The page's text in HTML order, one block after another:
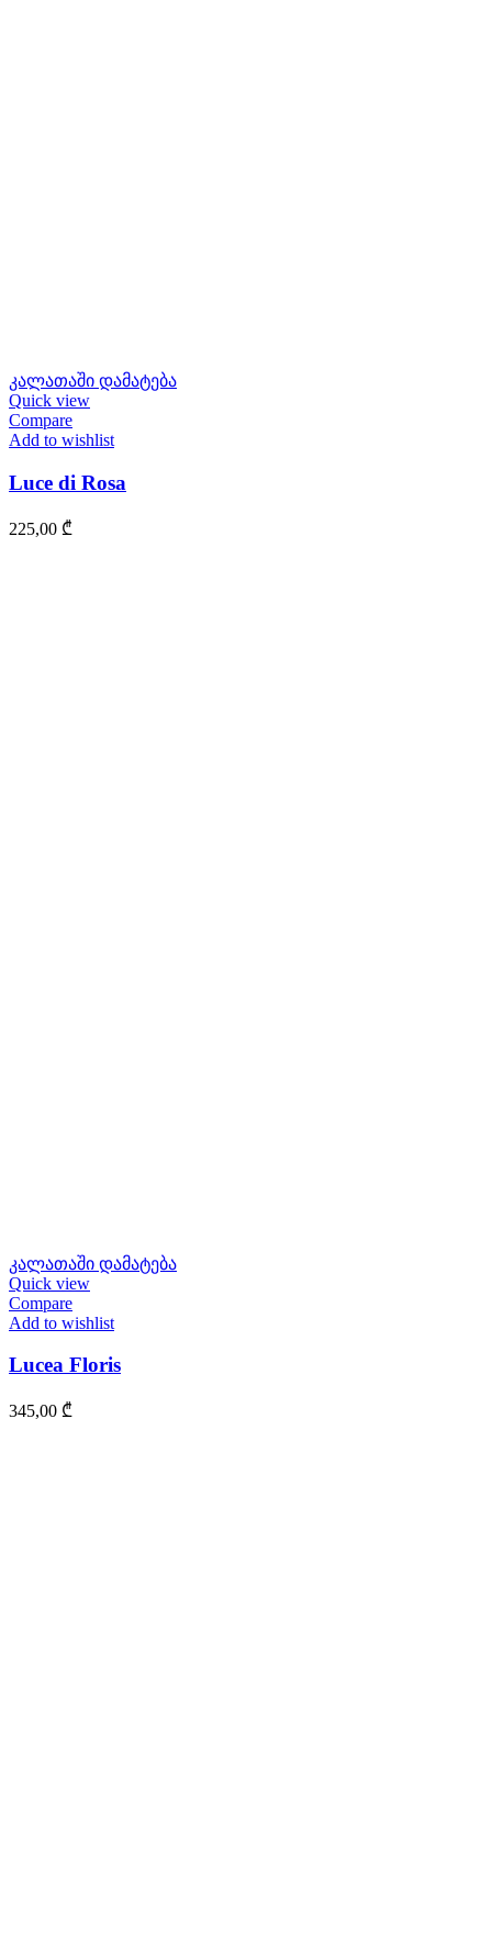
კალათაში დამატება
Quick view
Compare
Add to wishlist
Luce di Rosa
225,00 ₾
კალათაში დამატება
Quick view
Compare
Add to wishlist
Lucea Floris
345,00 ₾